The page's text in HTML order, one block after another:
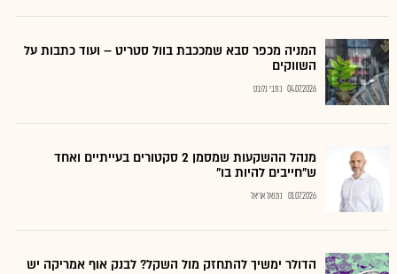
המניה מכפר סבא שמככבת בוול סטריט – ועוד כתבות על
השווקים
04.07.2026 כתבי גלובס
מנהל ההשקעות שמסמן 2 סקטורים בעייתיים ואחד
ש"חייבים להיות בו"
01.07.2026 נתנאל אריאל
הדולר ימשיך להתחזק מול השקל? לבנק אוף אמריקה יש